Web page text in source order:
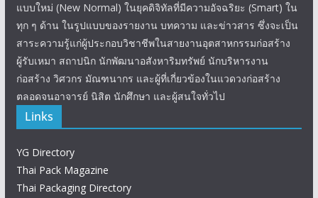
แบบใหม่ (New Normal) ในยุคดิจิทัลที่มีความอัจฉริยะ (Smart) ใน
ทุก ๆ ด้าน ในรูปแบบของรายงาน บทความ และข่าวสาร ซึ่งจะเป็น
สาระความรู้แก่ผู้ประกอบวิชาชีพในสายงานอุตสาหกรรมก่อสร้าง
ผู้รับเหมา สถาปนิก นักพัฒนาอสังหาริมทรัพย์ นักบริหารงาน
ก่อสร้าง วิศวกร มัณฑนากร และผู้ที่เกี่ยวข้องในแวดวงก่อสร้าง
ตลอดจนอาจารย์ นิสิต นักศึกษา และผู้สนใจทั่วไป
Links
YG Directory
Thai Pack Magazine
Thai Packaging Directory